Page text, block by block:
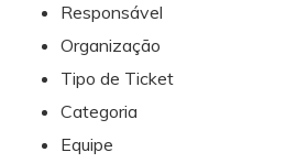
Responsável
Organização
Tipo de Ticket
Categoria
Equipe